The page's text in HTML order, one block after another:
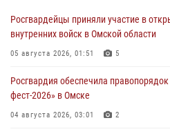
Росгвардейцы приняли участие в
внутренних войск в Омской области
05 августа 2026, 01:51 5
Росгвардия обеспечила
фест-2026» в Омске
04 августа 2026, 03:01 2